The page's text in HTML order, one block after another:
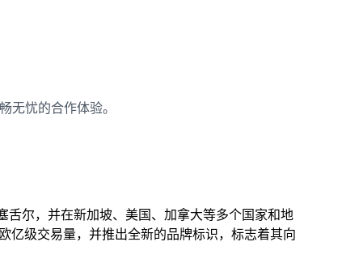
无忧的合作体验。
尔，并在新加坡、美国、加拿大等多个国家和地
亿级交易量，并推出全新的品牌标识，标志着其向